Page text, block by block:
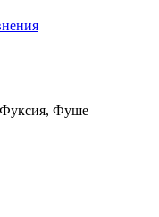
Фуше